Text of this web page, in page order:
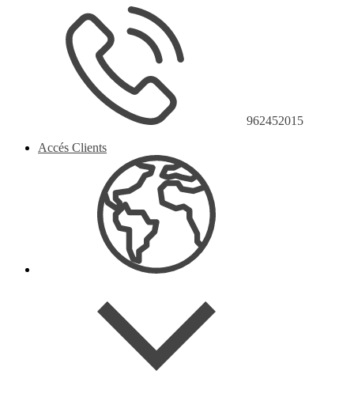
962452015
Accés Clients